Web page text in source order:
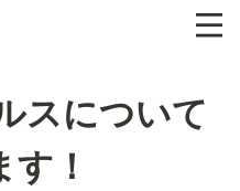
スについて
！